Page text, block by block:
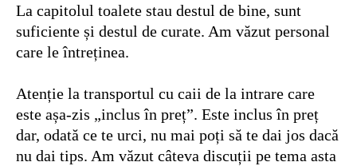
La capitolul toalete stau destul de bine, sunt
suficiente și destul de curate. Am văzut personal
care le întreținea.
Atenție la transportul cu caii de la intrare care
este așa-zis „inclus în preț”. Este inclus în preț
dar, odată ce te urci, nu mai poți să te dai jos dacă
nu dai tips. Am văzut câteva discuții pe tema asta